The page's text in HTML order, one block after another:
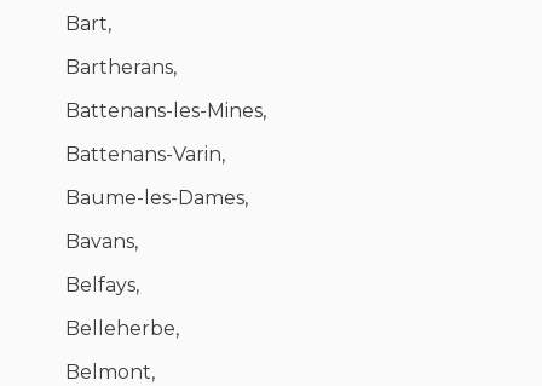
Bart,
Bartherans,
Battenans-les-Mines,
Battenans-Varin,
Baume-les-Dames,
Bavans,
Belfays,
Belleherbe,
Belmont,